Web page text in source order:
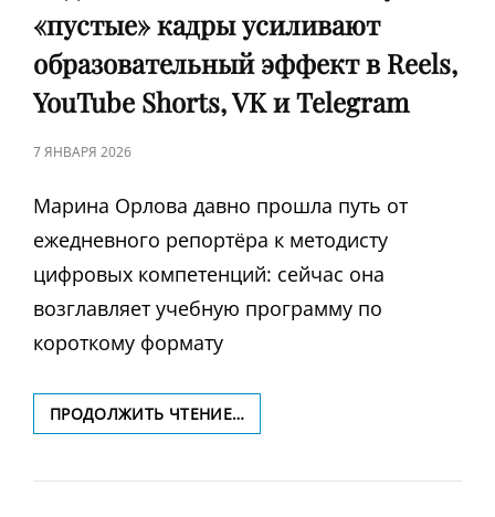
«пустые» кадры усиливают
образовательный эффект в Reels,
YouTube Shorts, VK и Telegram
ЗАПИСЬ
7 ЯНВАРЯ 2026
Марина Орлова давно прошла путь от
ежедневного репортёра к методисту
цифровых компетенций: сейчас она
возглавляет учебную программу по
короткому формату
ПРОДОЛЖИТЬ ЧТЕНИЕ…ПЕДАГОГИКА
ТИШИНЫ:
ПАУЗЫ